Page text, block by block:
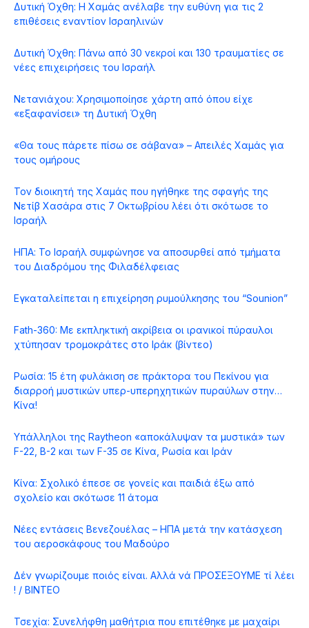
Δυτική Όχθη: Η Χαμάς ανέλαβε την ευθύνη για τις 2
επιθέσεις εναντίον Ισραηλινών
Δυτική Όχθη: Πάνω από 30 νεκροί και 130 τραυματίες σε
νέες επιχειρήσεις του Ισραήλ
Νετανιάχου: Χρησιμοποίησε χάρτη από όπου είχε
«εξαφανίσει» τη Δυτική Όχθη
«Θα τους πάρετε πίσω σε σάβανα» – Απειλές Χαμάς για
τους ομήρους
Τον διοικητή της Χαμάς που ηγήθηκε της σφαγής της
Νετίβ Χασάρα στις 7 Οκτωβρίου λέει ότι σκότωσε το
Ισραήλ
ΗΠΑ: Το Ισραήλ συμφώνησε να αποσυρθεί από τμήματα
του Διαδρόμου της Φιλαδέλφειας
Εγκαταλείπεται η επιχείρηση ρυμούλκησης του “Sounion”
Fath-360: Με εκπληκτική ακρίβεια οι ιρανικοί πύραυλοι
χτύπησαν τρομοκράτες στο Ιράκ (βίντεο)
Ρωσία: 15 έτη φυλάκιση σε πράκτορα του Πεκίνου για
διαρροή μυστικών υπερ-υπερηχητικών πυραύλων στην…
Κίνα!
Υπάλληλοι της Raytheon «αποκάλυψαν τα μυστικά» των
F-22, Β-2 και των F-35 σε Κίνα, Ρωσία και Ιράν
Κίνα: Σχολικό έπεσε σε γονείς και παιδιά έξω από
σχολείο και σκότωσε 11 άτομα
Νέες εντάσεις Βενεζουέλας – ΗΠΑ μετά την κατάσχεση
του αεροσκάφους του Μαδούρο
Δέν γνωρίζουμε ποιός είναι. Αλλά νά ΠΡΟΣΕΞΟΥΜΕ τί λέει
! / ΒΙΝΤΕΟ
Τσεχία: Συνελήφθη μαθήτρια που επιτέθηκε με μαχαίρι